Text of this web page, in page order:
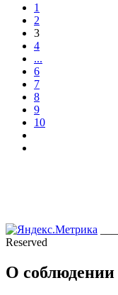
1
2
3
4
...
6
7
8
9
10
Reserved
О соблюдении